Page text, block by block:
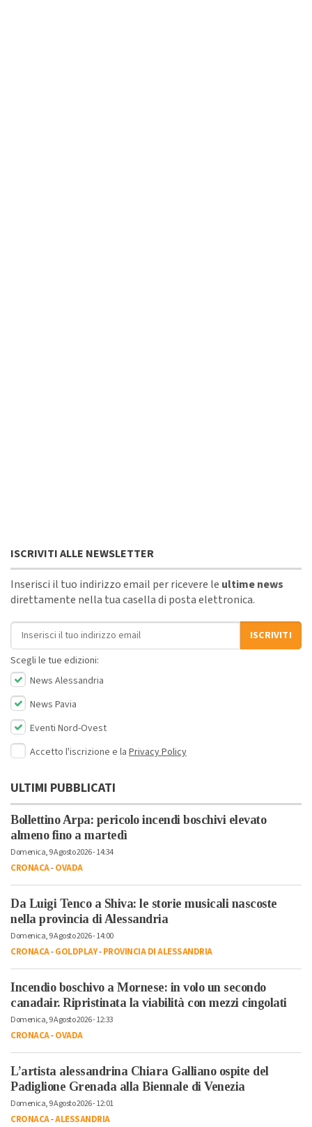
ISCRIVITI ALLE NEWSLETTER
Inserisci il tuo indirizzo email per ricevere le ultime news
direttamente nella tua casella di posta elettronica.
Indirizzo email
ISCRIVITI
Scegli le tue edizioni:
News Alessandria
News Pavia
Eventi Nord-Ovest
Accetto l'iscrizione e la Privacy Policy
ULTIMI PUBBLICATI
Bollettino Arpa: pericolo incendi boschivi elevato
almeno fino a martedì
Domenica, 9 Agosto 2026 - 14:34
CRONACA-OVADA
Da Luigi Tenco a Shiva: le storie musicali nascoste
nella provincia di Alessandria
Domenica, 9 Agosto 2026 - 14:00
CRONACA-GOLDPLAY-PROVINCIA DI ALESSANDRIA
Incendio boschivo a Mornese: in volo un secondo
canadair. Ripristinata la viabilità con mezzi cingolati
Domenica, 9 Agosto 2026 - 12:33
CRONACA-OVADA
L’artista alessandrina Chiara Galliano ospite del
Padiglione Grenada alla Biennale di Venezia
Domenica, 9 Agosto 2026 - 12:01
CRONACA-ALESSANDRIA